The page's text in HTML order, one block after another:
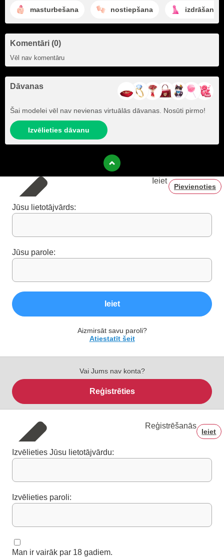
masturbešana nostiepšana izdrāšana
Komentāri (0)
Vēl nav komentāru
Dāvanas
Šai modelei vēl nav nevienas virtuālās dāvanas. Nosūti pirmo!
Izvēlieties dāvanu
Ieiet
Pievienoties
Jūsu lietotājvārds:
Jūsu parole:
Ieiet
Aizmirsāt savu paroli?
Atiestatīt šeit
Vai Jums nav konta?
Reģistrēties
Reģistrēšanās
Ieiet
Izvēlieties Jūsu lietotājvārdu:
Izvēlieties paroli:
Man ir vairāk par 18 gadiem.